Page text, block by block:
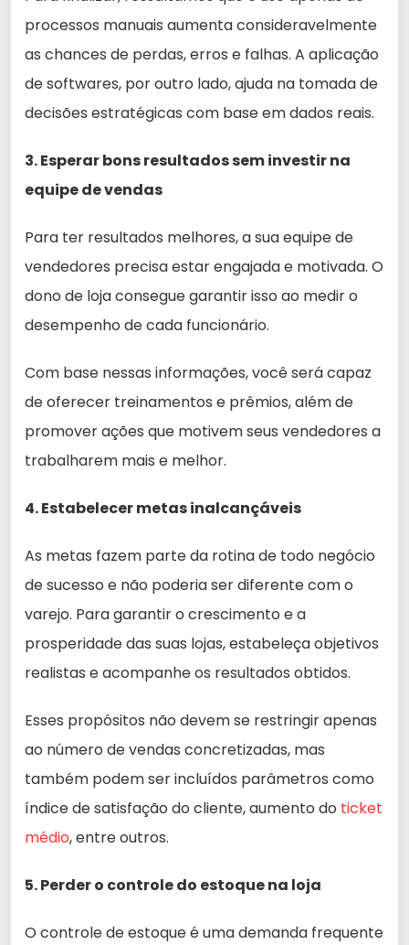
processos manuais aumenta consideravelmente
as chances de perdas, erros e falhas. A aplicação
de softwares, por outro lado, ajuda na tomada de
decisões estratégicas com base em dados reais.
3. Esperar bons resultados sem investir na
equipe de vendas
Para ter resultados melhores, a sua equipe de
vendedores precisa estar engajada e motivada. O
dono de loja consegue garantir isso ao medir o
desempenho de cada funcionário.
Com base nessas informações, você será capaz
de oferecer treinamentos e prêmios, além de
promover ações que motivem seus vendedores a
trabalharem mais e melhor.
4. Estabelecer metas inalcançáveis
As metas fazem parte da rotina de todo negócio
de sucesso e não poderia ser diferente com o
varejo. Para garantir o crescimento e a
prosperidade das suas lojas, estabeleça objetivos
realistas e acompanhe os resultados obtidos.
Esses propósitos não devem se restringir apenas
ao número de vendas concretizadas, mas
também podem ser incluídos parâmetros como
índice de satisfação do cliente, aumento do ticket
médio, entre outros.
5. Perder o controle do estoque na loja
O controle de estoque é uma demanda frequente